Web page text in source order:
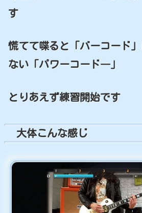
す
慌てて喋ると「バーコード
ない「パワーコード―」
とりあえず練習開始です
大体こんな感じ